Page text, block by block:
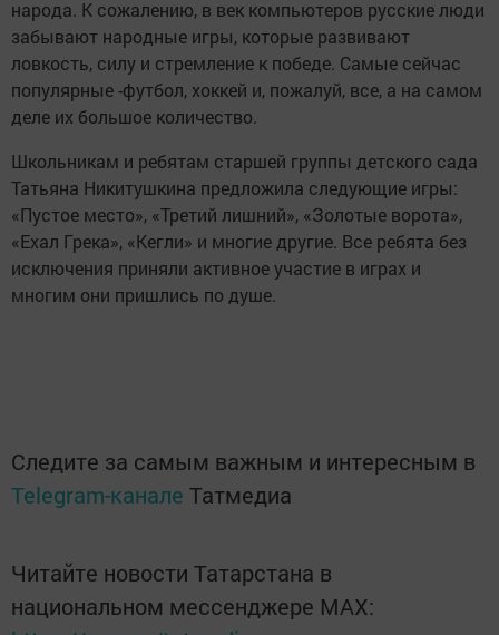
народа. К сожалению, в век компьютеров русские люди
забывают народные игры, которые развивают
ловкость, силу и стремление к победе. Самые сейчас
популярные -футбол, хоккей и, пожалуй, все, а на самом
деле их большое количество.
Школьникам и ребятам старшей группы детского сада
Татьяна Никитушкина предложила следующие игры:
«Пустое место», «Третий лишний», «Золотые ворота»,
«Ехал Грека», «Кегли» и многие другие. Все ребята без
исключения приняли активное участие в играх и
многим они пришлись по душе.
Следите за самым важным и интересным в
Telegram-канале Татмедиа
Читайте новости Татарстана в
национальном мессенджере MАХ: